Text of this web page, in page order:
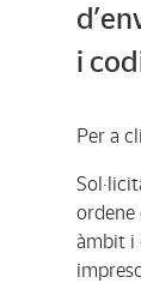
i
Per a
ordene
àmbit i